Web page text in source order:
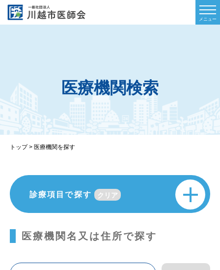
医療機関検索
トップ> 医療機関を探す
診療項目で探す
リウマチ科 リハビリテーション科
医療機関名又は住所で探す